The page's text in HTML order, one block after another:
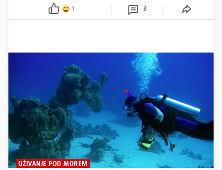
1 3
UŽIVANJE POD MOREM